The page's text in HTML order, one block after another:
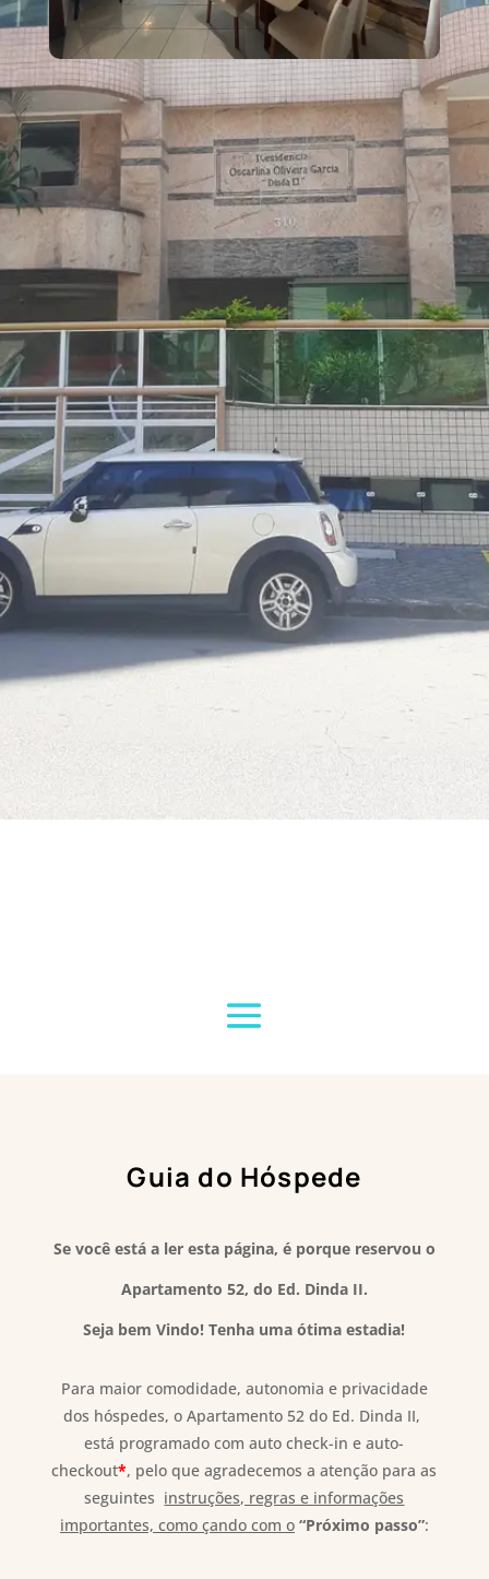
Guia do Hóspede
Se você está a ler esta página, é porque reservou o
Apartamento 52, do Ed. Dinda II.
Seja bem Vindo! Tenha uma ótimaestadia!
Para maior comodidade, autonomia e privacidade
dos hóspedes, o Apartamento 52 do Ed. Dinda II,
está programado com auto check-in e auto-
checkout*, pelo que agradecemos a atenção para as
seguintes instruções, regras e informações
importantes, como çando com o “Próximo passo”: